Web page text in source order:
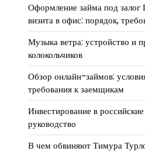
Оформление займа под залог
визита в офис: порядок,
Музыка ветра: устройство и
колокольчиков
Обзор онлайн-займов:
требования к заемщикам
Инвестирование в
руководство
В чем обвиняют Тимура